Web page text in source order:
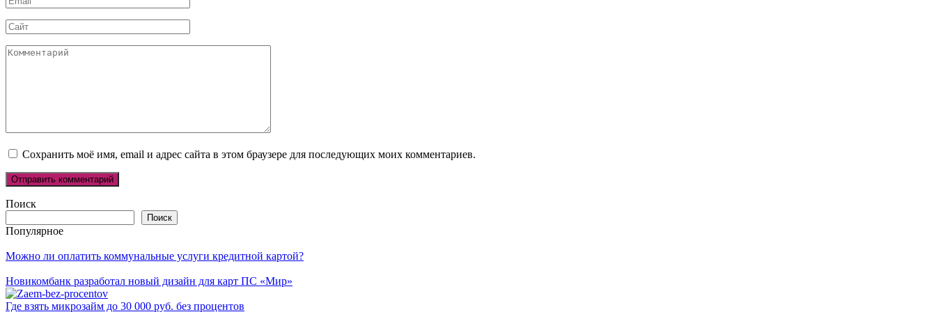
*
Сайт
Комментарий
Сохранить моё имя, email и адрес сайта в этом браузере для последующих моих комментариев.
Поиск
Поиск
Популярное
Можно ли оплатить коммунальные услуги кредитной картой?
Новикомбанк разработал новый дизайн для карт ПС «Мир»
Где взять микрозайм до 30 000 руб. без процентов